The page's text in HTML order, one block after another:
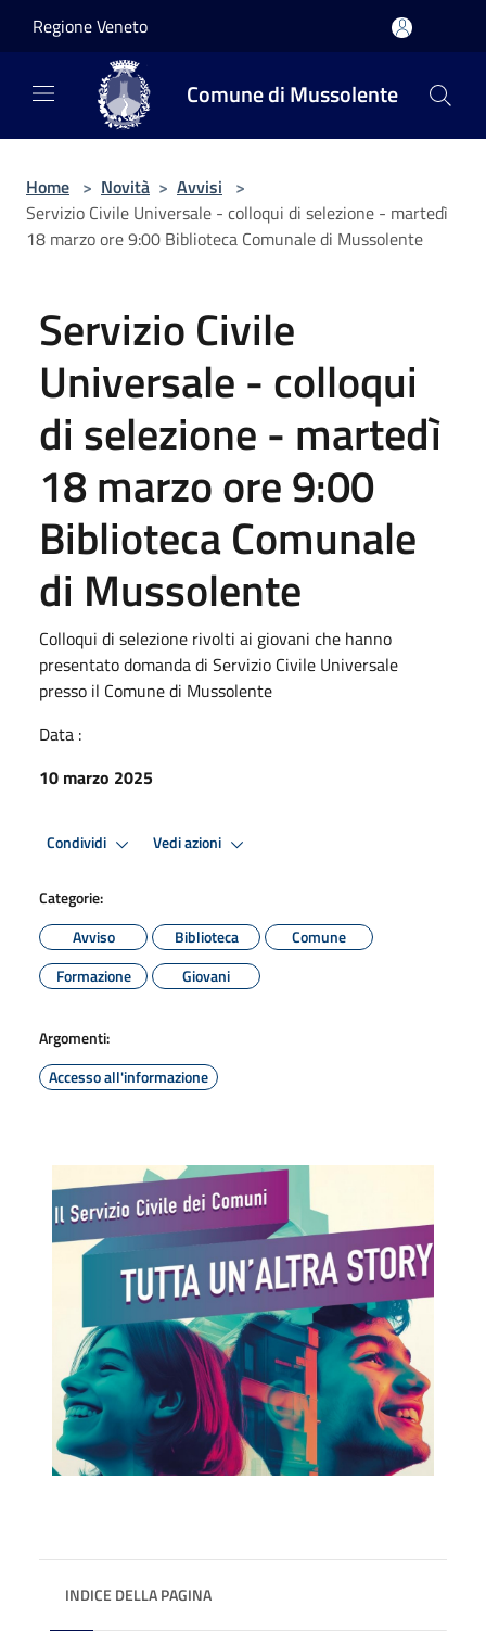
Regione Veneto
Comune di Mussolente
Home > Novità > Avvisi >
Servizio Civile Universale - colloqui di selezione - martedì
18 marzo ore 9:00 Biblioteca Comunale di Mussolente
Servizio Civile
Universale - colloqui
di selezione - martedì
18 marzo ore 9:00
Biblioteca Comunale
di Mussolente
Colloqui di selezione rivolti ai giovani che hanno
presentato domanda di Servizio Civile Universale
presso il Comune di Mussolente
Data :
10 marzo 2025
Condividi Vedi azioni
Categorie:
Avviso
Biblioteca
Comune
Formazione
Giovani
Argomenti:
Accesso all'informazione
INDICE DELLA PAGINA